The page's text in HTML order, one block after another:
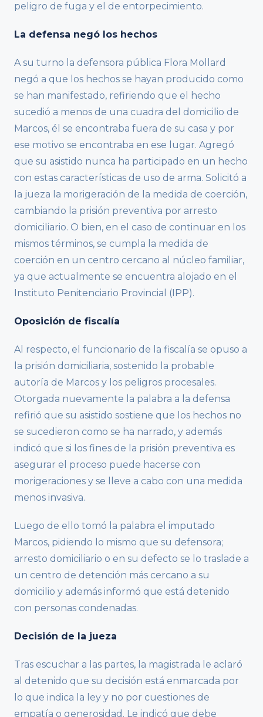
peligro de fuga y el de entorpecimiento.
La defensa negó los hechos
A su turno la defensora pública Flora Mollard
negó a que los hechos se hayan producido como
se han manifestado, refiriendo que el hecho
sucedió a menos de una cuadra del domicilio de
Marcos, él se encontraba fuera de su casa y por
ese motivo se encontraba en ese lugar. Agregó
que su asistido nunca ha participado en un hecho
con estas características de uso de arma. Solicitó a
la jueza la morigeración de la medida de coerción,
cambiando la prisión preventiva por arresto
domiciliario. O bien, en el caso de continuar en los
mismos términos, se cumpla la medida de
coerción en un centro cercano al núcleo familiar,
ya que actualmente se encuentra alojado en el
Instituto Penitenciario Provincial (IPP).
Oposición de fiscalía
Al respecto, el funcionario de la fiscalía se opuso a
la prisión domiciliaria, sostenido la probable
autoría de Marcos y los peligros procesales.
Otorgada nuevamente la palabra a la defensa
refirió que su asistido sostiene que los hechos no
se sucedieron como se ha narrado, y además
indicó que si los fines de la prisión preventiva es
asegurar el proceso puede hacerse con
morigeraciones y se lleve a cabo con una medida
menos invasiva.
Luego de ello tomó la palabra el imputado
Marcos, pidiendo lo mismo que su defensora;
arresto domiciliario o en su defecto se lo traslade a
un centro de detención más cercano a su
domicilio y además informó que está detenido
con personas condenadas.
Decisión de la jueza
Tras escuchar a las partes, la magistrada le aclaró
al detenido que su decisión está enmarcada por
lo que indica la ley y no por cuestiones de
empatía o generosidad. Le indicó que debe